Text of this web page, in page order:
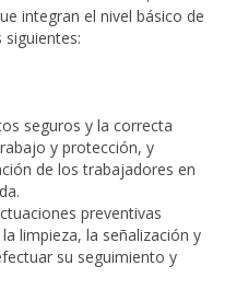
integran el nivel básico de
seguros y la correcta
y protección, y
de los trabajadores en
preventivas
limpieza, la señalización y
su seguimiento y